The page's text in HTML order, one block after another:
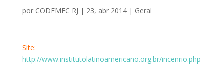
por CODEMEC RJ | 23, abr 2014| Geral
Site:
http://www.institutolatinoamericano.org.br/incenrio.php